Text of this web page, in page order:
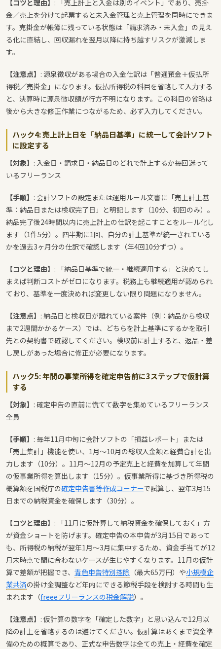
【コツと理由】 : 「売上計上と入金は別のイベント」であり、売掛
金／売上を分けて起票すると未入金管理と売上管理を同時にできま
す。売掛金が帳簿に残っている状態は「請求済み・未入金」の見え
る化に直結し、回収漏れを翌月以降に持ち越すリスクが激減しま
す。
【注意点】 : 源泉徴収がある場合の入金仕訳は「普通預金＋仮払所
得税／売掛金」になります。仮払所得税の科目を省略して入力する
と、決算時に源泉徴収額が行方不明になります。この科目の省略は
後から大きな修正作業につながるため、必ず入力してください。
ハック4: 売上計上日を「納品日基準」に統一して会計ソフト
に設定する
【対象】 : 入金日・請求日・納品日のどれで計上するか毎回迷って
いるフリーランス
【手順】 : 会計ソフトの設定または運用ルール文書に「売上計上基
準：納品日または検収完了日」と明記します（10分、初回のみ）。
納品完了後24時間以内に売上計上の仕訳を起こすことをルール化し
ます（1件5分）。四半期に1回、自分の計上基準が統一されている
かを過去3ヶ月分の仕訳で確認します（年4回10分ずつ）。
【コツと理由】 : 「納品日基準で統一・継続適用する」と決めてし
まえば判断コストがゼロになります。税務上も継続適用が認められ
ており、基準を一度決めれば変更しない限り問題になりません。
【注意点】 : 納品日と検収日が離れている案件（例：納品から検収
まで2週間かかるケース）では、どちらを計上基準にするかを取引
先との契約書で確認してください。検収前に計上すると、返品・差
し戻しがあった場合に修正が必要になります。
ハック5: 年間の事業所得を確定申告前に3ステップで仮計算
する
【対象】 : 確定申告の直前に慌てて数字を集めているフリーランス
全員
【手順】 : 毎年11月中旬に会計ソフトの「損益レポート」または
「売上集計」機能を使い、1月〜10月の総収入金額と経費合計を出
力します（10分）。11月〜12月の予定売上と経費を加算して年間
の仮事業所得を算出します（15分）。仮事業所得に基づき所得税の
概算額を国税庁の確定申告書等作成コーナーで試算し、翌年3月15
日までの納税資金を確保します（30分）。
【コツと理由】 : 「11月に仮計算して納税資金を確保しておく」方
が資金ショートを防げます。確定申告の本申告が3月15日であって
も、所得税の納税が翌年1月〜3月に集中するため、資金手当てが12
月末時点で間に合わないケースが生じやすくなります。11月の仮計
算で差額が把握でき、 青色申告特別控除 （最大65万円）や小規模企
業共済の掛け金調整など年内にできる節税手段を検討する時間も生
まれます（freeeフリーランスの税金解説）。
【注意点】 : 仮計算の数字を「確定した数字」と思い込んで12月以
降の計上を省略するのは避けてください。仮計算はあくまで資金準
備のための概算であり、正式な申告数字は全ての売上・経費を確定